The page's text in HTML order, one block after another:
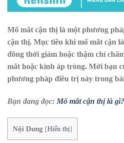
Mổ mắt cận thị là một phương
cận thị. Mục tiêu khi mổ mắt cận
đồng thời giảm hoặc thậm chí
mắt hoặc kính áp tròng. Mời bạn
phương pháp điều trị này trong
Bạn đang đọc: Mổ mắt cận thị là
Nội Dung [Hiển thị]